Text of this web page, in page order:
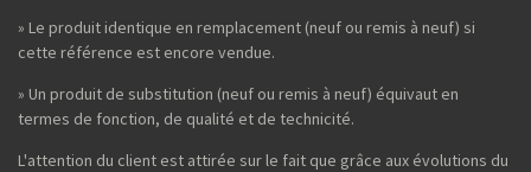
» Le produit identique en remplacement (neuf ou remis à neuf) si
cette référence est encore vendue.
» Un produit de substitution (neuf ou remis à neuf) équivaut en
termes de fonction, de qualité et de technicité.
L'attention du client est attirée sur le fait que grâce aux évolutions du